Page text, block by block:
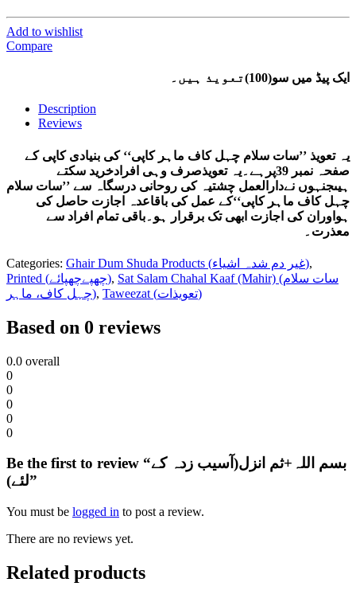
Add to wishlist
Compare
ایک پیڈ میں سو(100)تعویذ ہیں۔
Description
Reviews
یہ تعویذ ’’سات سلام چہل کاف ماہر کاپی‘‘ کی بنیادی کاپی کے
صفحہ نمبر 39پرہے۔یہ تعویذصرف وہی افرادخرید سکتے
ہیںجنہوں نےدارالعمل چشتیہ کی روحانی درسگاہ سے ’’سات سلام
چہل کاف ماہر کاپی‘‘کے عمل کی باقاعدہ اجازت حاصل کی
ہواوران کی اجازت ابھی تک برقرار ہو۔باقی تمام افراد سے
معذرت۔
Categories: Ghair Dum Shuda Products (غیر دم شدہ اشیاء),
Printed (چھپےچھپائے), Sat Salam Chahal Kaaf (Mahir) (سات سلام
چہل کاف، ماہر), Taweezat (تعویذات)
Based on 0 reviews
0.0 overall
0
0
0
0
0
Be the first to review “بسم اللہ+ثم انزل(آسیب زدہ کے
لئے)”
You must be logged in to post a review.
There are no reviews yet.
Related products